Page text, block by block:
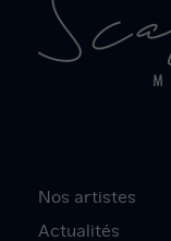
Nos artistes
Actualités